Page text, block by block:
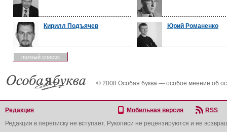
Кирилл Подъячев Юрий Романенко
полный список
© 2008 Особая буква — особое мнение об
Редакция Мобильная версия
RSS
Редакция в переписку не вступает. Рукописи не рецензируются и не